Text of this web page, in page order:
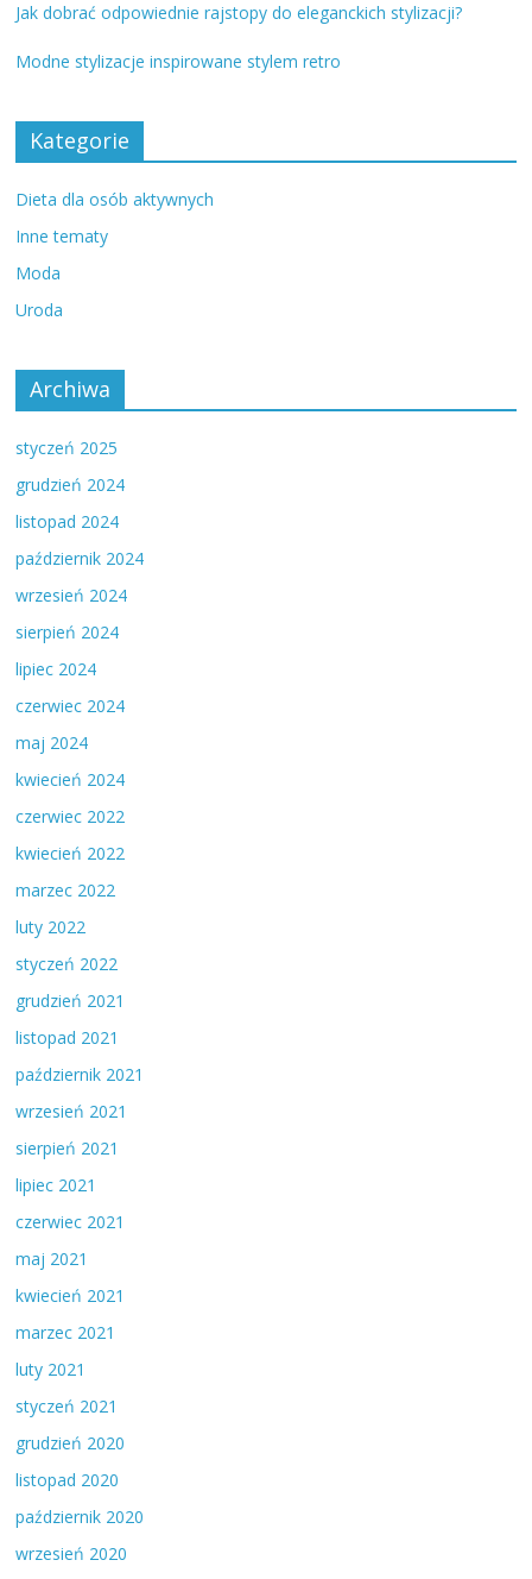
Jak dobrać odpowiednie rajstopy do eleganckich stylizacji?
Modne stylizacje inspirowane stylem retro
Kategorie
Dieta dla osób aktywnych
Inne tematy
Moda
Uroda
Archiwa
styczeń 2025
grudzień 2024
listopad 2024
październik 2024
wrzesień 2024
sierpień 2024
lipiec 2024
czerwiec 2024
maj 2024
kwiecień 2024
czerwiec 2022
kwiecień 2022
marzec 2022
luty 2022
styczeń 2022
grudzień 2021
listopad 2021
październik 2021
wrzesień 2021
sierpień 2021
lipiec 2021
czerwiec 2021
maj 2021
kwiecień 2021
marzec 2021
luty 2021
styczeń 2021
grudzień 2020
listopad 2020
październik 2020
wrzesień 2020